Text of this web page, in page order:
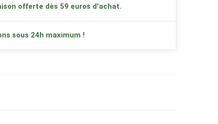
offerte dès 59 euros d'achat.
sous 24h maximum !